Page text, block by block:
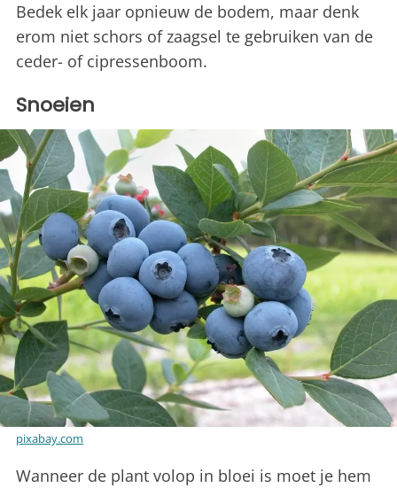
Bedek elk jaar opnieuw de bodem, maar denk
erom niet schors of zaagsel te gebruiken van de
ceder- of cipressenboom.
Snoeien
pixabay.com
Wanneer de plant volop in bloei is moet je hem